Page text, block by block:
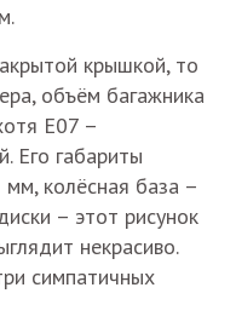
крышкой, то
объём багажника
Е07 –
Его габариты
колёсная база –
– этот рисунок
некрасиво.
симпатичных